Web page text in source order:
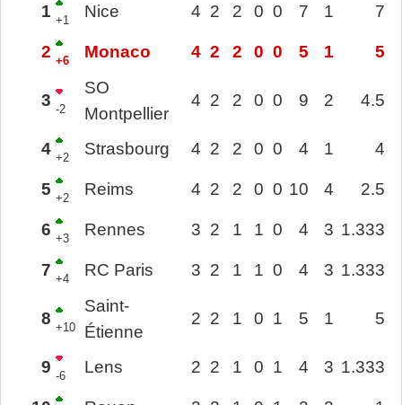
1 +1 Nice 4 2 2 0 0 7 1 7
2 +6 Monaco 4 2 2 0 0 5 1 5
3 -2
SO
Montpellier
4 2 2 0 0 9 2 4.5
4 +2 Strasbourg 4 2 2 0 0 4 1 4
5 +2 Reims 4 2 2 0 0 10 4 2.5
6 +3 Rennes 3 2 1 1 0 4 3 1.333
7 +4 RC Paris 3 2 1 1 0 4 3 1.333
8 +10
Saint-
Étienne
2 2 1 0 1 5 1 5
9 -6 Lens 2 2 1 0 1 4 3 1.333